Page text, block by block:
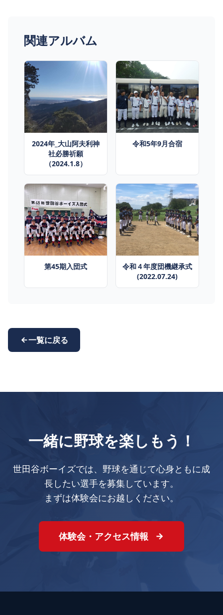
関連アルバム
2024年_大山阿夫利神
社必勝祈願
（2024.1.8）
令和5年9月合宿
第45期入団式
令和４年度団機継承式
(2022.07.24)
一覧に戻る
一緒に野球を楽しもう！
世田谷ボーイズでは、野球を通じて心身ともに成
長したい選手を募集しています。
まずは体験会にお越しください。
体験会・アクセス情報